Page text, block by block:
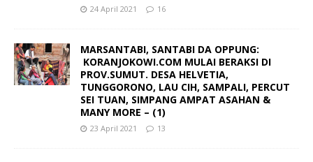
24 April 2021 16
MARSANTABI, SANTABI DA OPPUNG:
KORANJOKOWI.COM MULAI BERAKSI DI
PROV.SUMUT. DESA HELVETIA,
TUNGGORONO, LAU CIH, SAMPALI, PERCUT
SEI TUAN, SIMPANG AMPAT ASAHAN &
MANY MORE – (1)
23 April 2021 13